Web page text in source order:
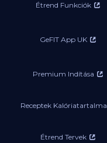
Étrend Funkciók
GeFIT App UK
Premium Indítása
Receptek Kalóriatartalma
Étrend Tervek